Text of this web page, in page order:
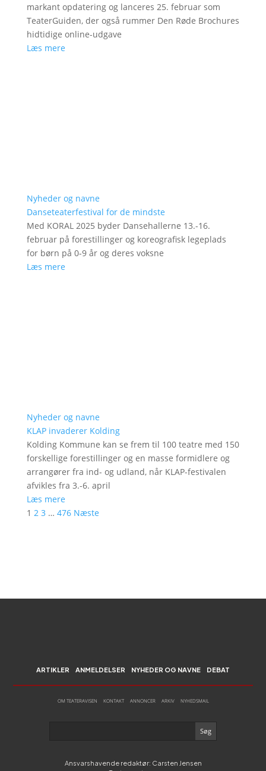
markant opdatering og lanceres 25. februar som
TeaterGuiden, der også rummer Den Røde Brochures
hidtidige online-udgave
Læs mere
Nyheder og navne
Danseteaterfestival for de mindste
Med KORAL 2025 byder Dansehallerne 13.-16.
februar på forestillinger og koreografisk legeplads
for børn på 0-9 år og deres voksne
Læs mere
Nyheder og navne
KLAP invaderer Kolding
Kolding Kommune kan se frem til 100 teatre med 150
forskellige forestillinger og en masse formidlere og
arrangører fra ind- og udland, når KLAP-festivalen
afvikles fra 3.-6. april
Læs mere
1 2 3 … 476 Næste
ARTIKLER ANMELDELSER NYHEDER OG NAVNE DEBAT
OM TEATERAVISEN KONTAKT ANNONCER ARKIV NYHEDSMAIL
Ansvarshavende redaktør: Carsten Jensen